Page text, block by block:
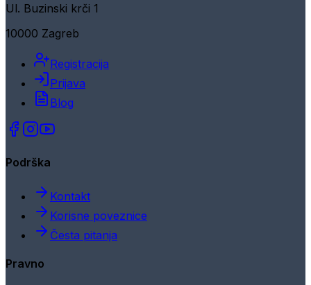
Ul. Buzinski krči 1
10000 Zagreb
Registracija
Prijava
Blog
Podrška
Kontakt
Korisne poveznice
Česta pitanja
Pravno